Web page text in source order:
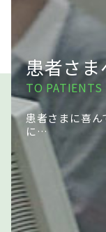
患者さま
TO PATIENTS
患者さまに喜
に…